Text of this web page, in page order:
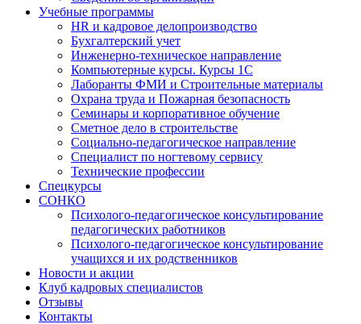
Учебные программы
HR и кадровое делопроизводство
Бухгалтерский учет
Инженерно-техническое направление
Компьютерные курсы. Курсы 1С
Лаборанты ФМИ и Строительные материалы
Охрана труда и Пожарная безопасность
Семинары и корпоративное обучение
Сметное дело в строительстве
Социально-педагогическое направление
Специалист по ногтевому сервису
Технические профессии
Спецкурсы
СОНКО
Психолого-педагогическое консультирование
педагогических работников
Психолого-педагогическое консультирование
учащихся и их родственников
Новости и акции
Клуб кадровых специалистов
Отзывы
Контакты